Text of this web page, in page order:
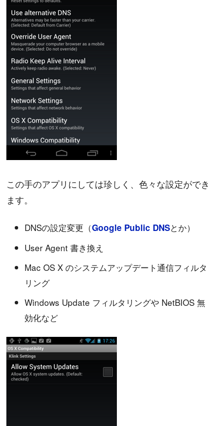
この手のアプリにしては珍しく、色々な設定ができ
ます。
DNSの設定変更（Google Public DNSとか）
User Agent 書き換え
Mac OS X のシステムアップデート通信フィルタ
リング
Windows Update フィルタリングや NetBIOS 無
効化など